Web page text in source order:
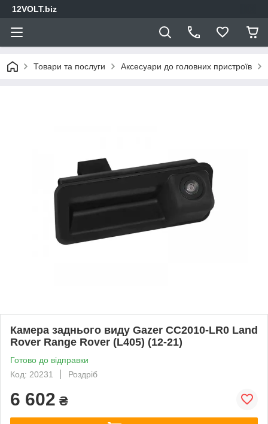
12VOLT.biz
Товари та послуги Аксесуари до головних пристроїв
Камера заднього виду Gazer CC2010-LR0 Land
Rover Range Rover (L405) (12-21)
Готово до відправки
Код: 20231
Роздріб
6 602 ₴